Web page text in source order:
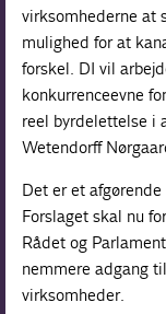
virksomhederne at
mulighed for at
forskel. DI vil
konkurrenceevne
reel byrdelettelse i
Wetendorff
Det er et
Forslaget skal nu
Rådet og
nemmere adgang
virksomheder.